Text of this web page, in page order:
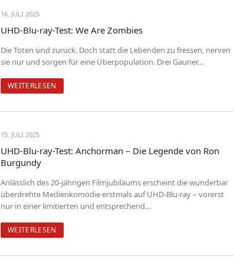
16. JULI 2025
UHD-Blu-ray-Test: We Are Zombies
Die Toten sind zurück. Doch statt die Lebenden zu fressen, nerven
sie nur und sorgen für eine Überpopulation. Drei Gauner…
WEITERLESEN
15. JULI 2025
UHD-Blu-ray-Test: Anchorman – Die Legende von Ron
Burgundy
Anlässlich des 20-jährigen Filmjubiläums erscheint die wunderbar
überdrehte Medienkomödie erstmals auf UHD-Blu-ray – vorerst
nur in einer limitierten und entsprechend…
WEITERLESEN